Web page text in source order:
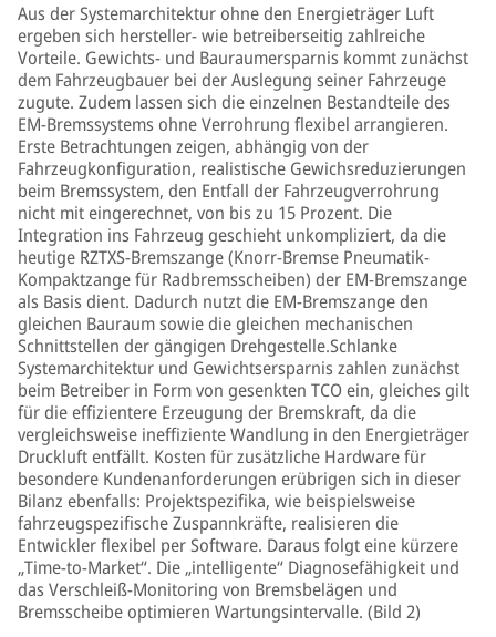
Aus der Systemarchitektur ohne den Energieträger Luft
ergeben sich hersteller- wie betreiberseitig zahlreiche
Vorteile. Gewichts- und Bauraumersparnis kommt zunächst
dem Fahrzeugbauer bei der Auslegung seiner Fahrzeuge
zugute. Zudem lassen sich die einzelnen Bestandteile des
EM-Bremssystems ohne Verrohrung flexibel arrangieren.
Erste Betrachtungen zeigen, abhängig von der
Fahrzeugkonfiguration, realistische Gewichsreduzierungen
beim Bremssystem, den Entfall der Fahrzeugverrohrung
nicht mit eingerechnet, von bis zu 15 Prozent. Die
Integration ins Fahrzeug geschieht unkompliziert, da die
heutige RZTXS-Bremszange (Knorr-Bremse Pneumatik-
Kompaktzange für Radbremsscheiben) der EM-Bremszange
als Basis dient. Dadurch nutzt die EM-Bremszange den
gleichen Bauraum sowie die gleichen mechanischen
Schnittstellen der gängigen Drehgestelle.Schlanke
Systemarchitektur und Gewichtsersparnis zahlen zunächst
beim Betreiber in Form von gesenkten TCO ein, gleiches gilt
für die effizientere Erzeugung der Bremskraft, da die
vergleichsweise ineffiziente Wandlung in den Energieträger
Druckluft entfällt. Kosten für zusätzliche Hardware für
besondere Kundenanforderungen erübrigen sich in dieser
Bilanz ebenfalls: Projektspezifika, wie beispielsweise
fahrzeugspezifische Zuspannkräfte, realisieren die
Entwickler flexibel per Software. Daraus folgt eine kürzere
„Time-to-Market“. Die „intelligente“ Diagnosefähigkeit und
das Verschleiß-Monitoring von Bremsbelägen und
Bremsscheibe optimieren Wartungsintervalle. (Bild 2)